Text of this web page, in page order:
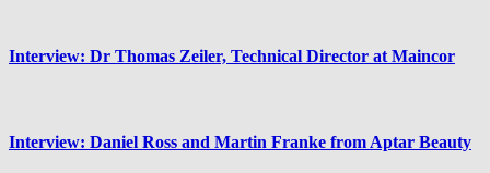
Interview: Dr Thomas Zeiler, Technical Director at Maincor
Interview: Daniel Ross and Martin Franke from Aptar Beauty